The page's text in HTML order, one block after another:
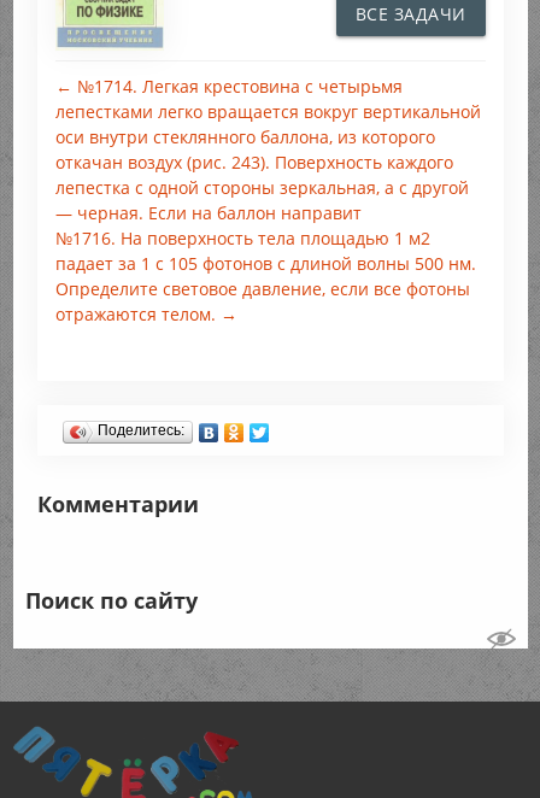
ВСЕ ЗАДАЧИ
← №1714. Легкая крестовина с четырьмя
лепестками легко вращается вокруг вертикальной
оси внутри стеклянного баллона, из которого
откачан воздух (рис. 243). Поверхность каждого
лепестка с одной стороны зеркальная, а с другой
— черная. Если на баллон направит
№1716. На поверхность тела площадью 1 м2
падает за 1 с 105 фотонов с длиной волны 500 нм.
Определите световое давление, если все фотоны
отражаются телом. →
Поделитесь:
Комментарии
Поиск по сайту